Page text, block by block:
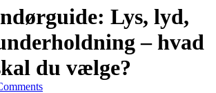
Lys, lyd,
– hvad
du vælge?